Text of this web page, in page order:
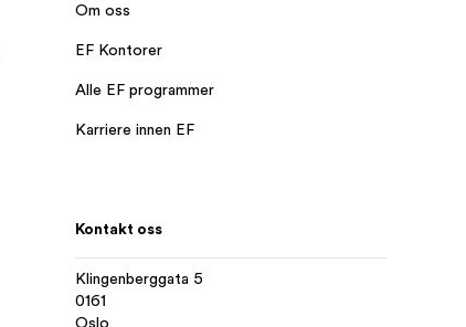
Om oss
EF Kontorer
Alle EF programmer
Karriere innen EF
Kontakt oss
Klingenberggata 5
0161
Oslo